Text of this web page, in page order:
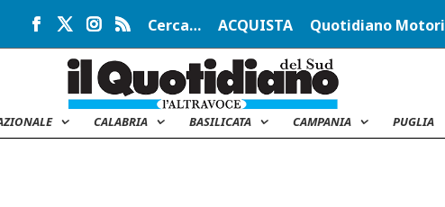
Cerca… ACQUISTA Quotidiano Motori
CALABRIA BASILICATA CAMPANIA PUGLIA